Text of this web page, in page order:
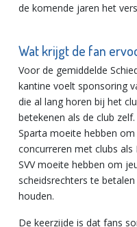
de komende jaren het
Wat krijgt de fan
Voor de gemiddelde
kantine voelt sponsoring
die al lang horen bij het
betekenen als de club
Sparta moeite hebben om
concurreren met clubs als
SVV moeite hebben om
scheidsrechters te
houden.
De keerzijde is dat fans